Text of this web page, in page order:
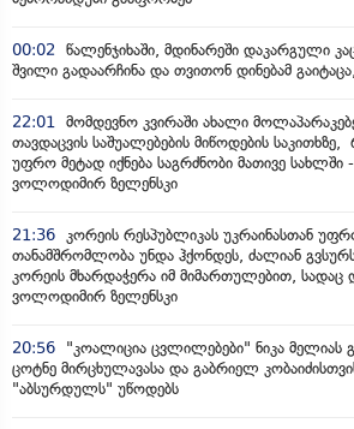
00:02
წალენჯიხაში, მდინარეში დაკარგული
შვილი გადაარჩინა და თვითონ დინებამ
22:01
მომდევნო კვირაში ახალი
თავდაცვის საშუალებების მიწოდების
უფრო მეტად იქნება საგრძნობი მათივე სახლში
ვოლოდიმირ ზელენსკი
21:36
კორეის რესპუბლიკას უკრაინასთან
თანამშრომლობა უნდა ჰქონდეს, ძალიან
კორეის მხარდაჭერა იმ მიმართულებით, სადაც
ვოლოდიმირ ზელენსკი
20:56
"კოალიცია ცვლილებები" ნიკა მელიას
ცოტნე მირცხულავასა და გაბრიელ
"აბსურდულს" უწოდებს